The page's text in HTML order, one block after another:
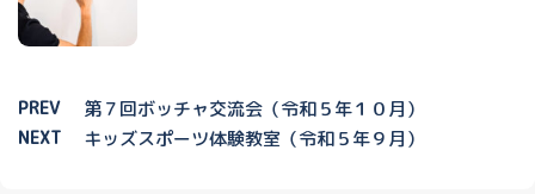
PREV 第７回ボッチャ交流会（令和５年１０月）
NEXT キッズスポーツ体験教室（令和５年９月）